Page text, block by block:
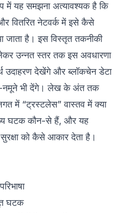
में यह समझना अत्यावश्यक है कि
वितरित नेटवर्क में इसे कैसे
जाता है। इस विस्तृत तकनीकी
उन्नत स्तर तक इस अवधारणा
उदाहरण देखेंगे और ब्लॉकचेन डेटा
नमूने भी देंगे। लेख के अंत तक
में “ट्रस्टलेस” वास्तव में क्या
घटक कौन-से हैं, और यह
को कैसे आकार देता है।
घटक